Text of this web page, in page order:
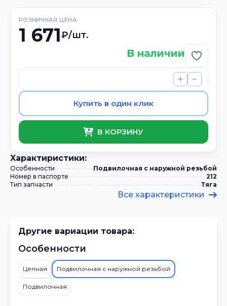
РОЗНИЧНАЯ ЦЕНА
1 671₽/шт.
В наличии
Купить в один клик
В КОРЗИНУ
Xарактиристики:
Особенности
Подвилочная с наружной резьбой
Номер в паспорте
212
Тип запчасти
Тяга
Все характеристики
Другие вариации товара:
Особенности
Цепная Подвилочная с наружной резьбой
Подвилочная